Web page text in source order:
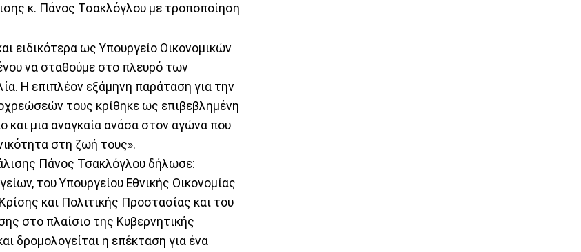
κ. Πάνος Τσακλόγλου με τροποποίηση
ειδικότερα ως Υπουργείο Οικονομικών
να σταθούμε στο πλευρό των
Η επιπλέον εξάμηνη παράταση για την
τους κρίθηκε ως επιβεβλημένη
και μια αναγκαία ανάσα στον αγώνα που
στη ζωή τους».
Πάνος Τσακλόγλου δήλωσε:
του Υπουργείου Εθνικής Οικονομίας
και Πολιτικής Προστασίας και του
στο πλαίσιο της Κυβερνητικής
δρομολογείται η επέκταση για ένα